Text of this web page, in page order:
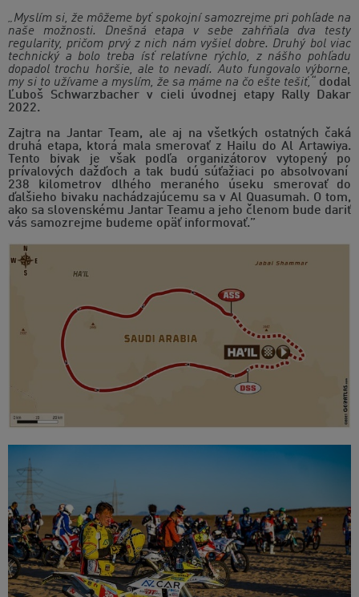
„Myslím si, že môžeme byť spokojní samozrejme pri pohľade na
naše možnosti. Dnešná etapa v sebe zahŕňala dva testy
regularity, pričom prvý z nich nám vyšiel dobre. Druhý bol viac
technický a bolo treba ísť relatívne rýchlo, z nášho pohľadu
dopadol trochu horšie, ale to nevadí. Auto fungovalo výborne,
my si to užívame a myslím, že sa máme na čo ešte tešiť,“ dodal
Ľuboš Schwarzbacher v cieli úvodnej etapy Rally Dakar
2022.
Zajtra na Jantar Team, ale aj na všetkých ostatných čaká
druhá etapa, ktorá mala smerovať z Hailu do Al Artawiya.
Tento bivak je však podľa organizátorov vytopený po
prívalových dažďoch a tak budú súťažiaci po absolvovaní
238 kilometrov dlhého meraného úseku smerovať do
ďalšieho bivaku nachádzajúcemu sa v Al Quasumah. O tom,
ako sa slovenskému Jantar Teamu a jeho členom bude dariť
vás samozrejme budeme opäť informovať.”